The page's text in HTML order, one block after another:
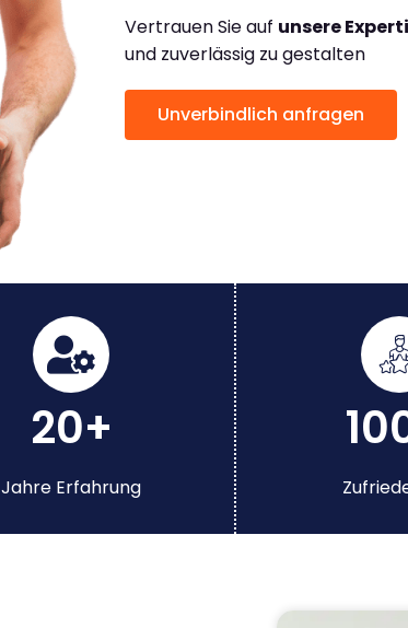
Vertrauen Sie auf unsere
und zuverlässig zu gestalten
Unverbindlich anfragen
20+
Jahre Erfahrung